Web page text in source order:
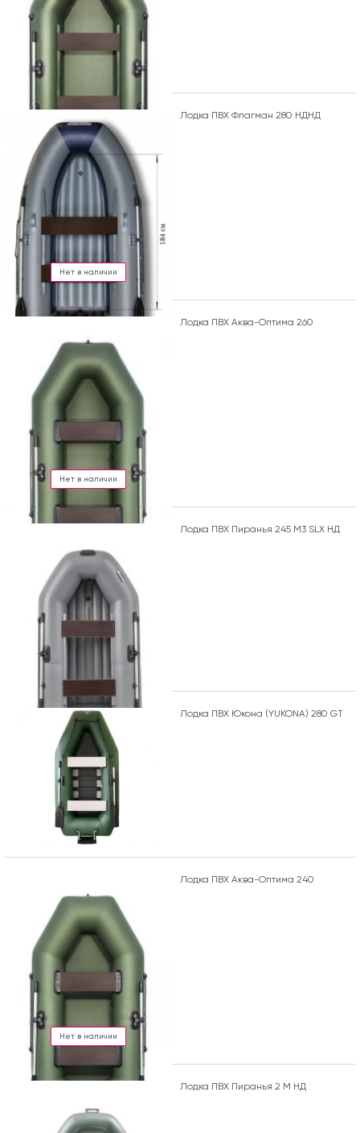
Нет в наличии
Лодка ПВХ Флагман 280 НДНД
Нет в наличии
Лодка ПВХ Аква-Оптима 260
Лодка ПВХ Пиранья 245 М3 SLХ НД
Лодка ПВХ Юкона (YUKONA) 280 GT
Нет в наличии
Лодка ПВХ Аква-Оптима 240
Лодка ПВХ Пиранья 2 М НД